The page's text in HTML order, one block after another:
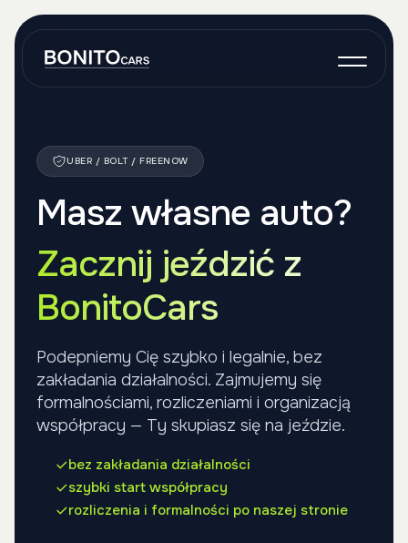
Wynajem
Grafik
Własne auto
Kontakt
UBER / BOLT / FREENOW
Masz własne auto?
Zacznij jeździć z
BonitoCars
Podepniemy Cię szybko i legalnie, bez
zakładania działalności. Zajmujemy się
formalnościami, rozliczeniami i organizacją
współpracy — Ty skupiasz się na jeździe.
bez zakładania działalności
szybki start współpracy
rozliczenia i formalności po naszej stronie